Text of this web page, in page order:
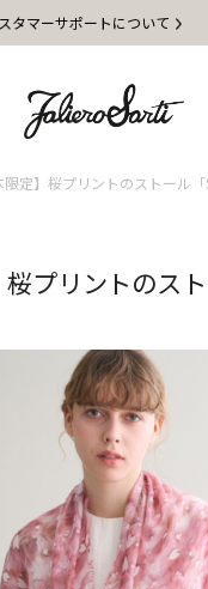
タマーサポートについて
限定】桜プリントのストール「
桜プリントのスト